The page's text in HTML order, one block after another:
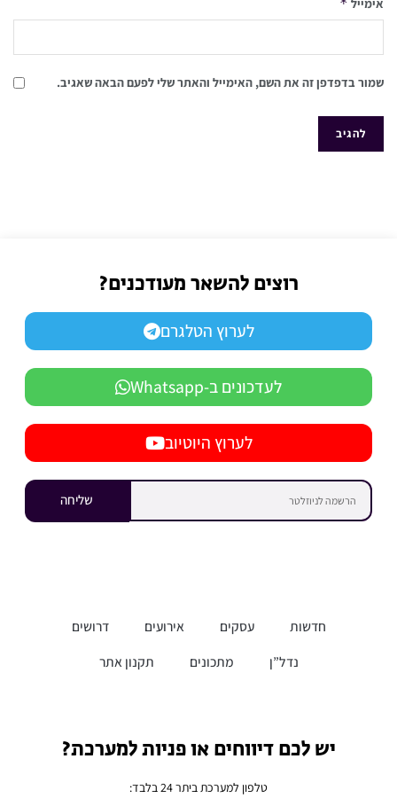
אימייל
שמור בדפדפן זה את השם, האימייל והאתר שלי לפעם הבאה שאגיב.
רוצים להשאר מעודכנים?
לערוץ הטלגרם
לעדכונים ב-Whatsapp
לערוץ היוטיוב
שליחה
חדשות עסקים אירועים
דרושים
נדל”ן
מתכונים תקנון אתר
יש לכם דיווחים או פניות למערכת?
טלפון למערכת ביתר 24 בלבד: